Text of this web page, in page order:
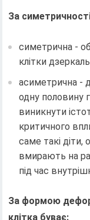
За
симетрична -
клітки
асиметрична -
одну половину
виникнути
критичного
саме такі
вмирають на
під час
За формою
клітка буває: